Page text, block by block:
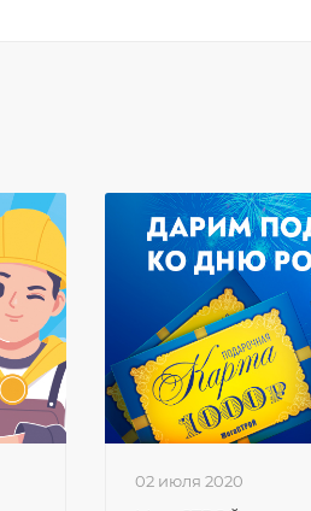
02 июля 2020